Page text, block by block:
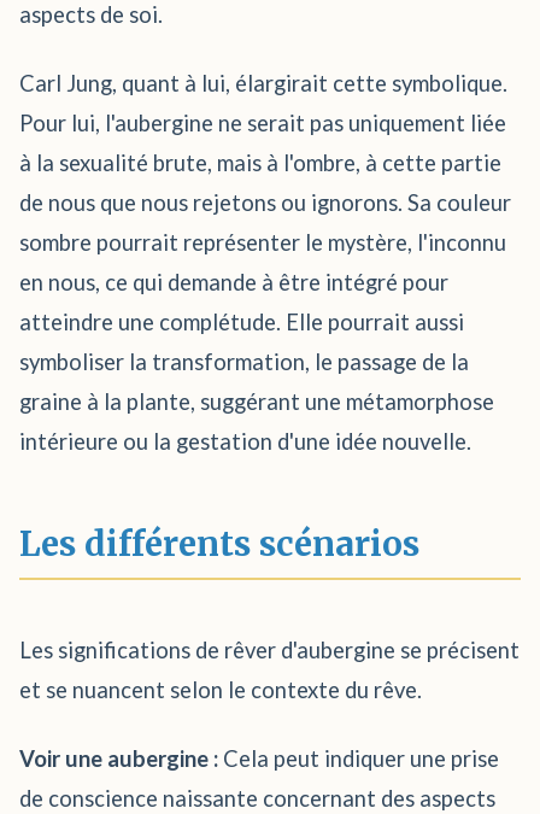
aspects de soi.
Carl Jung, quant à lui, élargirait cette symbolique.
Pour lui, l'aubergine ne serait pas uniquement liée
à la sexualité brute, mais à l'ombre, à cette partie
de nous que nous rejetons ou ignorons. Sa couleur
sombre pourrait représenter le mystère, l'inconnu
en nous, ce qui demande à être intégré pour
atteindre une complétude. Elle pourrait aussi
symboliser la transformation, le passage de la
graine à la plante, suggérant une métamorphose
intérieure ou la gestation d'une idée nouvelle.
Les différents scénarios
Les significations de rêver d'aubergine se précisent
et se nuancent selon le contexte du rêve.
Voir une aubergine : Cela peut indiquer une prise
de conscience naissante concernant des aspects